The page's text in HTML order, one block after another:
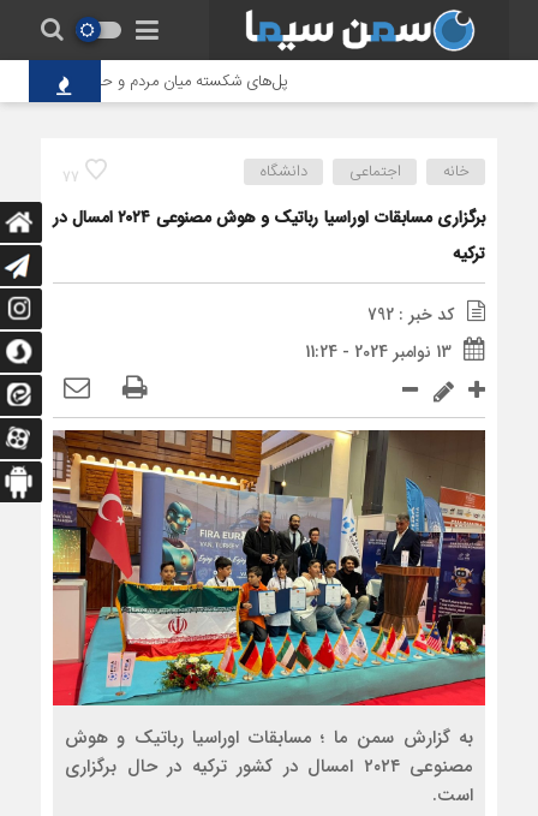
پل‌های شکسته میان مردم و حاکمیت؛ تاوانِ
77 خانه اجتماعی دانشگاه
برگزاری مسابقات اوراسیا رباتیک و هوش مصنوعی ۲۰۲۴ امسال در
ترکیه
کد خبر : 792
13 نوامبر 2024 - 11:24
به گزارش سمن ما ؛ مسابقات اوراسیا رباتیک و هوش
مصنوعی ۲۰۲۴ امسال در کشور ترکیه در حال برگزاری
است.